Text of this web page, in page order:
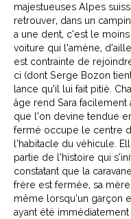
majestueuses Alpes
retrouver, dans un
a une dent, c’est le
voiture qui l’amène,
est contrainte de
ci (dont Serge Bozon
lance qu’il lui fait pitié.
âge rend Sara facilement
que l’on devine tendue
fermé occupe le centre
l’habitacle du véhicule.
partie de l’histoire qui
constatant que la
frère est fermée, sa
même lorsqu’un garçon
ayant été immédiatement